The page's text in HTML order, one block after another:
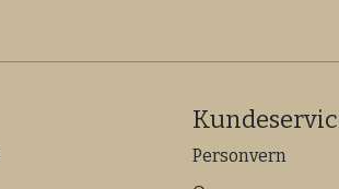
Personvern